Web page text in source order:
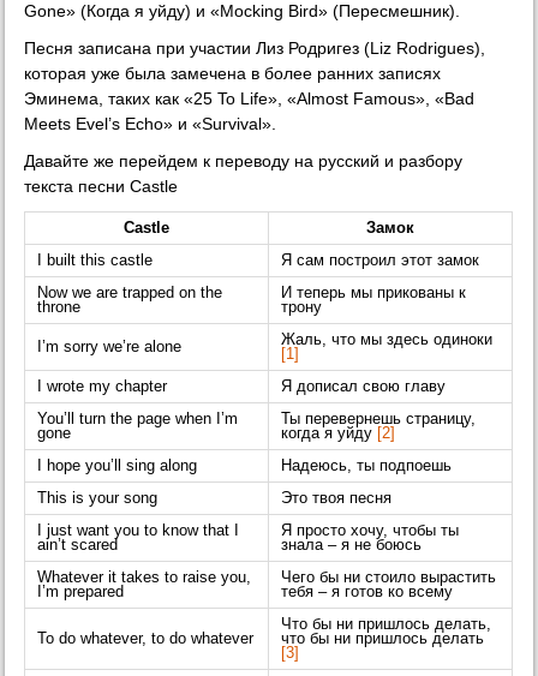
Gone» (Когда я уйду) и «Mocking Bird» (Пересмешник).
Песня записана при участии Лиз Родригез (Liz Rodrigues),
которая уже была замечена в более ранних записях
Эминема, таких как «25 To Life», «Almost Famous», «Bad
Meets Evel’s Echo» и «Survival».
Давайте же перейдем к переводу на русский и разбору
текста песни Castle
Castle
Замок
I built this castle
Я сам построил этот замок
Now we are trapped on the
throne
И теперь мы прикованы к
трону
I’m sorry we’re alone
Жаль, что мы здесь одиноки
[1]
I wrote my chapter
Я дописал свою главу
You’ll turn the page when I’m
gone
Ты перевернешь страницу,
когда я уйду [2]
I hope you’ll sing along
Надеюсь, ты подпоешь
This is your song
Это твоя песня
I just want you to know that I
ain’t scared
Я просто хочу, чтобы ты
знала – я не боюсь
Whatever it takes to raise you,
I’m prepared
Чего бы ни стоило вырастить
тебя – я готов ко всему
To do whatever, to do whatever
Что бы ни пришлось делать,
что бы ни пришлось делать
[3]